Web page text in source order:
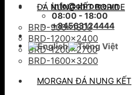
info@chrome.vn
08:00 - 18:00
+84563124444
ĐÁ NUNG KẾT BORIDE
BRD-900×1800
BRD-1200×2400
BRD-1200×2700
BRD-1600×3200
MORGAN ĐÁ NUNG KẾT